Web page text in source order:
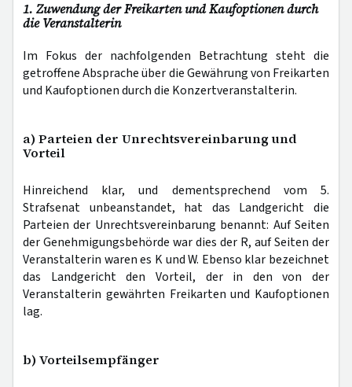
1. Zuwendung der Freikarten und Kaufoptionen durch
die Veranstalterin
Im Fokus der nachfolgenden Betrachtung steht die
getroffene Absprache über die Gewährung von Freikarten
und Kaufoptionen durch die Konzertveranstalterin.
a) Parteien der Unrechtsvereinbarung und
Vorteil
Hinreichend klar, und dementsprechend vom 5.
Strafsenat unbeanstandet, hat das Landgericht die
Parteien der Unrechtsvereinbarung benannt: Auf Seiten
der Genehmigungsbehörde war dies der R, auf Seiten der
Veranstalterin waren es K und W. Ebenso klar bezeichnet
das Landgericht den Vorteil, der in den von der
Veranstalterin gewährten Freikarten und Kaufoptionen
lag.
b) Vorteilsempfänger